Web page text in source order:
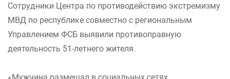
Сотрудники Центра по противодействию экстремизму
МВД по республике совместно с региональным
Управлением ФСБ выявили противоправную
деятельность 51-летнего жителя.
«Мужчина размещал в социальных сетях